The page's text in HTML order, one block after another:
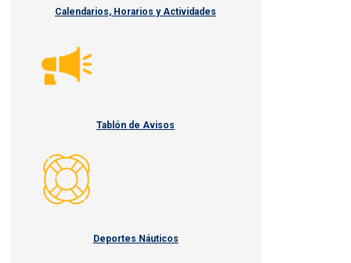
Calendarios, Horarios y Actividades
Tablón de Avisos
Deportes Náuticos